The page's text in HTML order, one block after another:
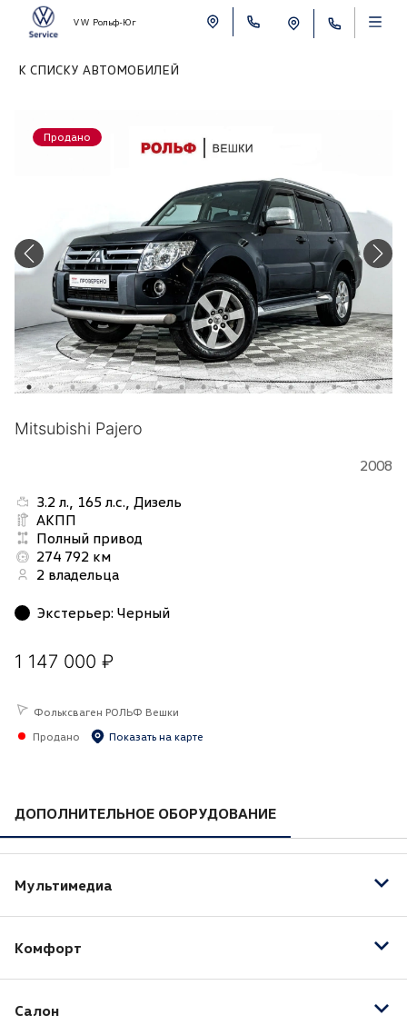
VW Рольф-Юг
К СПИСКУ АВТОМОБИЛЕЙ
Продано
ДОПОЛНИТЕЛЬНОЕ ОБОРУДОВАНИЕ
Мультимедиа
Bluetooth
USB
Розетка 12V
Комфорт
Салон
Mitsubishi Pajero
2008
3.2 л., 165 л.с., Дизель
АКПП
Полный привод
274 792 км
2 владельца
Экстерьер: Черный
1 147 000 ₽
Фольксваген РОЛЬФ Вешки
Продано
Показать на карте